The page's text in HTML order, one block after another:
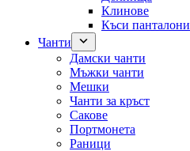
Клинове
Къси панталони
Чанти
Дамски чанти
Мъжки чанти
Мешки
Чанти за кръст
Сакове
Портмонета
Раници